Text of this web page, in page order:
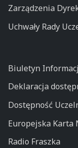
Zarządzenia
Uchwały Rady
Biuletyn
Deklaracja
Dostępność
Europejska Karta
Radio Fraszka